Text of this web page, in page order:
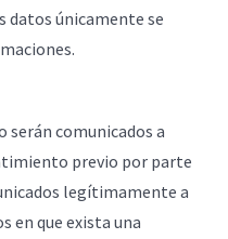
únicamente se
serán comunicados a
previo por parte
legítimamente a
en que exista una